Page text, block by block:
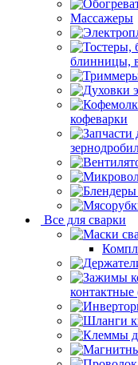
Массажеры
блинницы,
кофеварки
Все для сварки